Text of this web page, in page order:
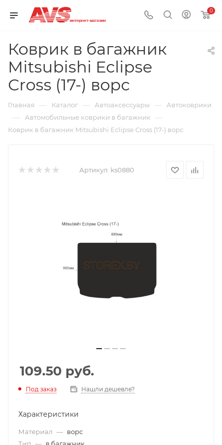
0
Коврик в багажник
Mitsubishi Eclipse
Сross (17-) ворс
Главная — Каталог — Автоаксессуары — Автоковрики
— Автомобильные коврики в багажник —
Коврик в багажник Mitsubishi Eclipse Сross (17-) ворс
Артикул: ks0880
109.50 руб.
Под заказ Нашли дешевле?
Характеристики
Материал — ворс